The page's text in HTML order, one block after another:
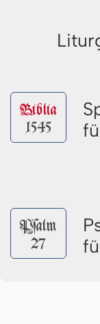
Biblia
1545
Pſalm
27